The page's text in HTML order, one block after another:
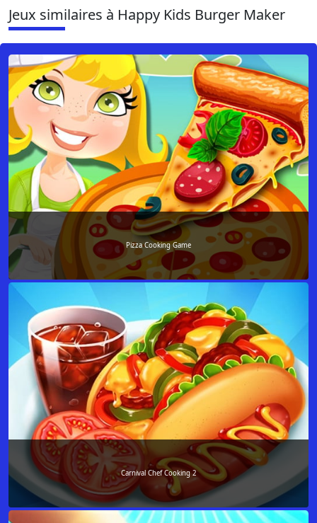
Jeux similaires à Happy Kids Burger Maker
Pizza Cooking Game
Carnival Chef Cooking 2